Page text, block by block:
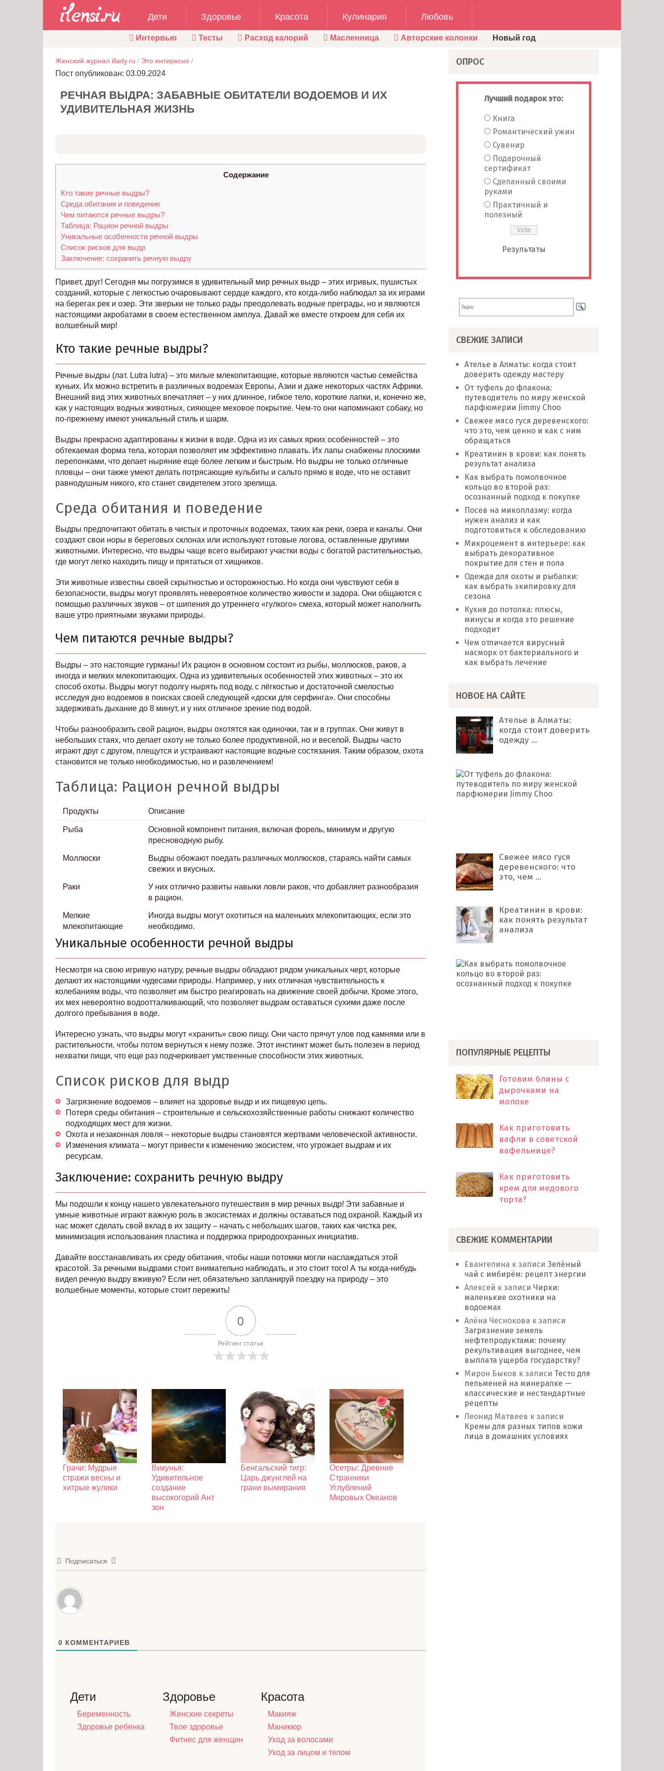
Дети Здоровье Красота Кулинария Любовь
Интервью Тесты Расход калорий Масленница Авторские колонки Новый год
Женский журнал illady.ru / Это интересно /
Пост опубликован: 03.09.2024
РЕЧНАЯ ВЫДРА: ЗАБАВНЫЕ ОБИТАТЕЛИ ВОДОЕМОВ И ИХ
УДИВИТЕЛЬНАЯ ЖИЗНЬ
Содержание
Кто такие речные выдры?
Среда обитания и поведение
Чем питаются речные выдры?
Таблица: Рацион речной выдры
Уникальные особенности речной выдры
Список рисков для выдр
Заключение: сохранить речную выдру
Привет, друг! Сегодня мы погрузимся в удивительный мир речных выдр – этих игривых, пушистых
созданий, которые с легкостью очаровывают сердце каждого, кто когда-либо наблюдал за их играми
на берегах рек и озер. Эти зверьки не только рады преодолевать водные преграды, но и являются
настоящими акробатами в своем естественном амплуа. Давай же вместе откроем для себя их
волшебный мир!
Кто такие речные выдры?
Речные выдры (лат. Lutra lutra) – это милые млекопитающие, которые являются частью семейства
куньих. Их можно встретить в различных водоемах Европы, Азии и даже некоторых частях Африки.
Внешний вид этих животных впечатляет – у них длинное, гибкое тело, короткие лапки, и, конечно же,
как у настоящих водных животных, сияющее меховое покрытие. Чем-то они напоминают собаку, но
по-прежнему имеют уникальный стиль и шарм.
Выдры прекрасно адаптированы к жизни в воде. Одна из их самых ярких особенностей – это
обтекаемая форма тела, которая позволяет им эффективно плавать. Их лапы снабжены плоскими
перепонками, что делает ныряние еще более легким и быстрым. Но выдры не только отличные
пловцы – они также умеют делать потрясающие кульбиты и сальто прямо в воде, что не оставит
равнодушным никого, кто станет свидетелем этого зрелища.
Среда обитания и поведение
Выдры предпочитают обитать в чистых и проточных водоемах, таких как реки, озера и каналы. Они
создают свои норы в береговых склонах или используют готовые логова, оставленные другими
животными. Интересно, что выдры чаще всего выбирают участки воды с богатой растительностью,
где могут легко находить пищу и прятаться от хищников.
Эти животные известны своей скрытностью и осторожностью. Но когда они чувствуют себя в
безопасности, выдры могут проявлять невероятное количество живости и задора. Они общаются с
помощью различных звуков – от шипения до утреннего «гулкого» смеха, который может наполнить
ваше утро приятными звуками природы.
Чем питаются речные выдры?
Выдры – это настоящие гурманы! Их рацион в основном состоит из рыбы, моллюсков, раков, а
иногда и мелких млекопитающих. Одна из удивительных особенностей этих животных – это их
способ охоты. Выдры могут подолгу нырять под воду, с лёгкостью и достаточной смелостью
исследуя дно водоемов в поисках своей следующей «доски для серфинга». Они способны
задерживать дыхание до 8 минут, и у них отличное зрение под водой.
Чтобы разнообразить свой рацион, выдры охотятся как одиночки, так и в группах. Они живут в
небольших стаях, что делает охоту не только более продуктивной, но и веселой. Выдры часто
играют друг с другом, плещутся и устраивают настоящие водные состязания. Таким образом, охота
становится не только необходимостью, но и развлечением!
Таблица: Рацион речной выдры
Продукты Описание
Рыба
Основной компонент питания, включая форель, минимум и другую
пресноводную рыбу.
Моллюски
Выдры обожают поедать различных моллюсков, стараясь найти самых
свежих и вкусных.
Раки
У них отлично развиты навыки ловли раков, что добавляет разнообразия
в рацион.
Мелкие
млекопитающие
Иногда выдры могут охотиться на маленьких млекопитающих, если это
необходимо.
Уникальные особенности речной выдры
Несмотря на свою игривую натуру, речные выдры обладают рядом уникальных черт, которые
делают их настоящими чудесами природы. Например, у них отличная чувствительность к
колебаниям воды, что позволяет им быстро реагировать на движение своей добычи. Кроме этого,
их мех невероятно водоотталкивающий, что позволяет выдрам оставаться сухими даже после
долгого пребывания в воде.
Интересно узнать, что выдры могут «хранить» свою пищу. Они часто прячут улов под камнями или в
растительности, чтобы потом вернуться к нему позже. Этот инстинкт может быть полезен в период
нехватки пищи, что еще раз подчеркивает умственные способности этих животных.
Список рисков для выдр
Загрязнение водоемов – влияет на здоровье выдр и их пищевую цепь.
Потеря среды обитания – строительные и сельскохозяйственные работы снижают количество
подходящих мест для жизни.
Охота и незаконная ловля – некоторые выдры становятся жертвами человеческой активности.
Изменения климата – могут привести к изменению экосистем, что угрожает выдрам и их
ресурсам.
Заключение: сохранить речную выдру
Мы подошли к концу нашего увлекательного путешествия в мир речных выдр! Эти забавные и
умные животные играют важную роль в экосистемах и должны оставаться под охраной. Каждый из
нас может сделать свой вклад в их защиту – начать с небольших шагов, таких как чистка рек,
минимизация использования пластика и поддержка природоохранных инициатив.
Давайте восстанавливать их среду обитания, чтобы наши потомки могли наслаждаться этой
красотой. За речными выдрами стоит внимательно наблюдать, и это стоит того! А ты когда-нибудь
видел речную выдру вживую? Если нет, обязательно запланируй поездку на природу – это
волшебные моменты, которые стоит пережить!
0
Рейтинг статьи
Грачи: Мудрые
стражи весны и
хитрые жулики
Викунья:
Удивительное
создание
высокогорий Ант
зон
Бенгальский тигр:
Царь джунглей на
грани вымирания
Осетры: Древние
Странники
Углублений
Мировых Океанов
Подписаться
0 КОММЕНТАРИЕВ
Дети
Беременность
Здоровье ребенка
Здоровье
Женские секреты
Твое здоровье
Фитнес для женщин
Красота
Макияж
Маникюр
Уход за волосами
Уход за лицом и телом
ОПРОС
Лучший подарок это:
Книга
Романтический ужин
Сувенир
Подарочный
сертификат
Сделанный своими
руками
Практичный и
полезный
Результаты
СВЕЖИЕ ЗАПИСИ
Ателье в Алматы: когда стоит
доверить одежду мастеру
От туфель до флакона:
путеводитель по миру женской
парфюмерии Jimmy Choo
Свежее мясо гуся деревенского:
что это, чем ценно и как с ним
обращаться
Креатинин в крови: как понять
результат анализа
Как выбрать помолвочное
кольцо во второй раз:
осознанный подход к покупке
Посев на микоплазму: когда
нужен анализ и как
подготовиться к обследованию
Микроцемент в интерьере: как
выбрать декоративное
покрытие для стен и пола
Одежда для охоты и рыбалки:
как выбрать экипировку для
сезона
Кухня до потолка: плюсы,
минусы и когда это решение
подходит
Чем отличается вирусный
насморк от бактериального и
как выбрать лечение
НОВОЕ НА САЙТЕ
Ателье в Алматы:
когда стоит доверить
одежду …
Свежее мясо гуся
деревенского: что
это, чем …
Креатинин в крови:
как понять результат
анализа
ПОПУЛЯРНЫЕ РЕЦЕПТЫ
Готовим блины с
дырочками на
молоке
Как приготовить
вафли в советской
вафельнице?
Как приготовить
крем для медового
торта?
СВЕЖИЕ КОММЕНТАРИИ
Евангелина к записиЗелёный
чай с имбирём: рецепт энергии
Алексей к записи Чирки:
маленькие охотники на
водоемах
Алёна Чеснокова к записи
Загрязнение земель
нефтепродуктами: почему
рекультивация выгоднее, чем
выплата ущерба государству?
Мирон Быков к записи Тесто для
пельменей на минералке —
классические и нестандартные
рецепты
Леонид Матвеев к записи
Кремы для разных типов кожи
лица в домашних условиях